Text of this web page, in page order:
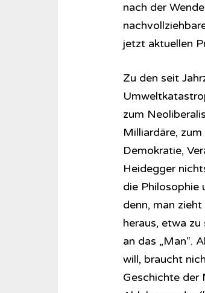
nach der
jetzt aktuellen
Zu den seit
zum
Milliardäre,
Demokratie,
Heidegger
die Philosophie
denn, man
heraus, etwa
an das „Man“.
will, braucht
Geschichte der